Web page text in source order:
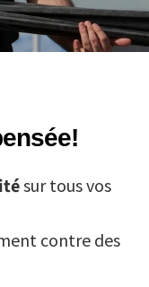
sur tous vos
contre des